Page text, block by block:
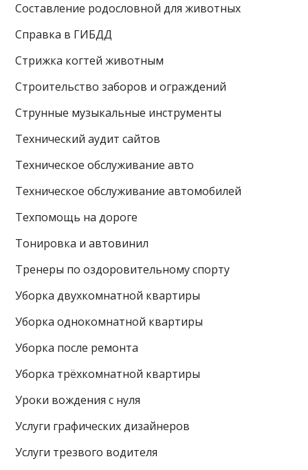
Составление родословной для животных
Справка в ГИБДД
Стрижка когтей животным
Строительство заборов и ограждений
Струнные музыкальные инструменты
Технический аудит сайтов
Техническое обслуживание авто
Техническое обслуживание автомобилей
Техпомощь на дороге
Тонировка и автовинил
Тренеры по оздоровительному спорту
Уборка двухкомнатной квартиры
Уборка однокомнатной квартиры
Уборка после ремонта
Уборка трёхкомнатной квартиры
Уроки вождения с нуля
Услуги графических дизайнеров
Услуги трезвого водителя